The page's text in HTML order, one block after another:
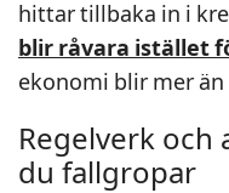
hittar tillbaka in i
blir råvara istället
ekonomi blir mer
Regelverk och
du fallgropar